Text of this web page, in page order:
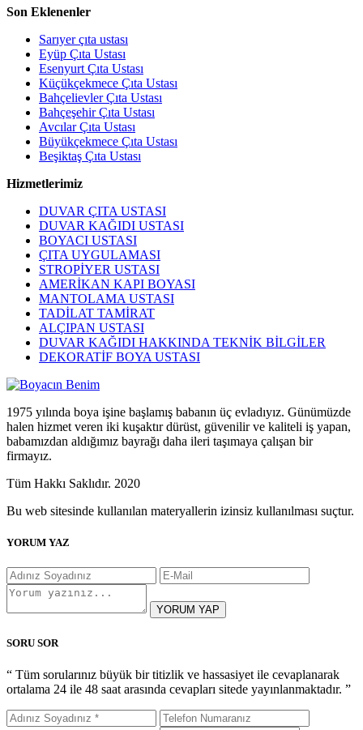
Son Eklenenler
Sarıyer çıta ustası
Eyüp Çıta Ustası
Esenyurt Çıta Ustası
Küçükçekmece Çıta Ustası
Bahçelievler Çıta Ustası
Bahçeşehir Çıta Ustası
Avcılar Çıta Ustası
Büyükçekmece Çıta Ustası
Beşiktaş Çıta Ustası
Hizmetlerimiz
DUVAR ÇITA USTASI
DUVAR KAĞIDI USTASI
BOYACI USTASI
ÇITA UYGULAMASI
STROPİYER USTASI
AMERİKAN KAPI BOYASI
MANTOLAMA USTASI
TADİLAT TAMİRAT
ALÇIPAN USTASI
DUVAR KAĞIDI HAKKINDA TEKNİK BİLGİLER
DEKORATİF BOYA USTASI
1975 yılında boya işine başlamış babanın üç evladıyız. Günümüzde
halen hizmet veren iki kuşaktır dürüst, güvenilir ve kaliteli iş yapan,
babamızdan aldığımız bayrağı daha ileri taşımaya çalışan bir
firmayız.
Tüm Hakkı Saklıdır. 2020
Bu web sitesinde kullanılan materyallerin izinsiz kullanılması suçtur.
YORUM YAZ
YORUM YAP
SORU SOR
“ Tüm sorularınız büyük bir titizlik ve hassasiyet ile cevaplanarak
ortalama 24 ile 48 saat arasında cevapları sitede yayınlanmaktadır. ”